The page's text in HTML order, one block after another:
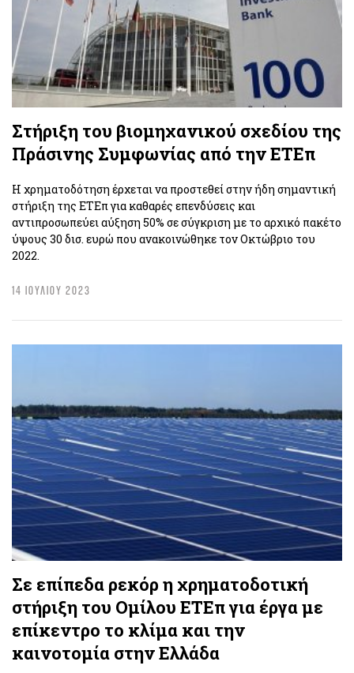
Στήριξη του βιομηχανικού σχεδίου της
Πράσινης Συμφωνίας από την ΕΤΕπ
Η χρηματοδότηση έρχεται να προστεθεί στην ήδη σημαντική
στήριξη της ΕΤΕπ για καθαρές επενδύσεις και
αντιπροσωπεύει αύξηση 50% σε σύγκριση με το αρχικό πακέτο
ύψους 30 δισ. ευρώ που ανακοινώθηκε τον Οκτώβριο του
2022.
14 ΙΟΥΛΙΟΥ 2023
Σε επίπεδα ρεκόρ η χρηματοδοτική
στήριξη του Ομίλου ΕΤΕπ για έργα με
επίκεντρο το κλίμα και την
καινοτομία στην Ελλάδα